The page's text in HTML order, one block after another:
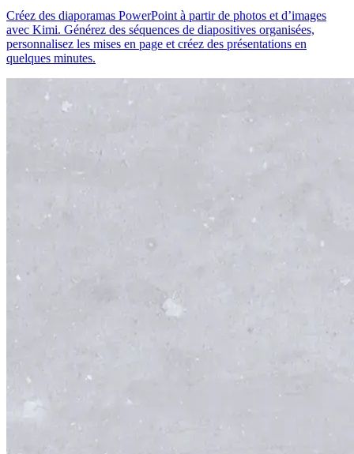
Créez des diaporamas PowerPoint à partir de photos et d’images
avec Kimi. Générez des séquences de diapositives organisées,
personnalisez les mises en page et créez des présentations en
quelques minutes.